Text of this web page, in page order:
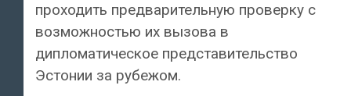
проходить предварительную проверку с
возможностью их вызова в
дипломатическое представительство
Эстонии за рубежом.